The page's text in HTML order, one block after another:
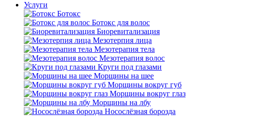
Услуги
Ботокс
Ботокс для волос
Биоревитализация
Мезотерпия лица
Мезотерапия тела
Мезотерапия волос
Круги под глазами
Морщины на шее
Морщины вокруг губ
Морщины вокруг глаз
Морщины на лбу
Носослёзная борозда